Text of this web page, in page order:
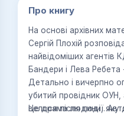
Про книгу
На основі архівних
Сергій Плохій
найвідоміших агентів
Бандери і Лева
Детально і вичерпно
убитий провідник
велося після події.
Це драма людини, яку